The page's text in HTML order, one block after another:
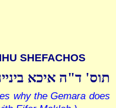
SHEFACHOS
תוס' ד"ה איכא
why the Gemara does